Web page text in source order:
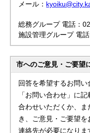
メール：
総務グループ 電話：
施設管理グループ 電
市へのご意見・ご要望
回答を希望するお問
「お問い合わせ」に
合わせいただくか、
き、ご意見・ご要望
連絡先が必要になりま